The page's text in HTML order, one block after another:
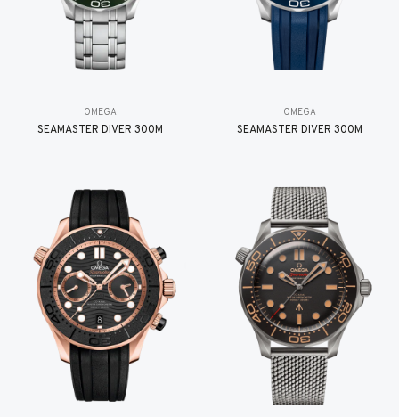
OMEGA
SEAMASTER DIVER 300M
OMEGA
SEAMASTER DIVER 300M